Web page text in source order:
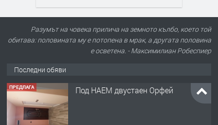
Разумът на човека прилича на земното кълбо, което той
обитава: половината му е потопена в мрак, а другата половина
е осветена. - Максимилиан Робеспиер
Последни обяви
ПРЕДЛАГА Под НАЕМ двустаен Орфей